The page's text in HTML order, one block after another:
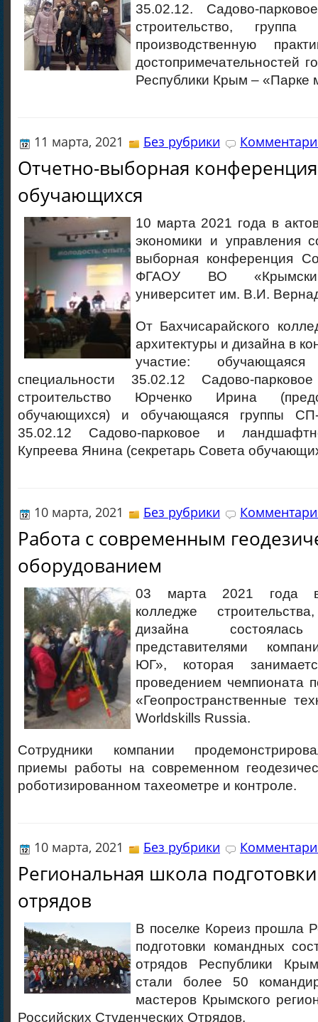
35.02.12. Садово-
строительство,
производственную
достопримечательностей
Республики Крым – «Парке
11 марта, 2021 Без рубрики
Отчетно-выборная
обучающихся
10 марта 2021 года в
экономики и управления
выборная конференция
ФГАОУ ВО
университет им. В.И.
От Бахчисарайского
архитектуры и дизайна в
участие:
специальности 35.02.12 Садово-
строительство Юрченко Ирина
обучающихся) и обучающаяся группы СП-
35.02.12 Садово-парковое и
Купреева Янина (секретарь Совета
10 марта, 2021 Без рубрики
Работа с современным
оборудованием
03 марта 2021 года в
колледже
дизайна
представителями
ЮГ», которая
проведением чемпионата
«Геопространственные
Worldskills Russia.
Сотрудники компании
приемы работы на современном
роботизированном тахеометре и контроле.
10 марта, 2021 Без рубрики
Региональная школа
отрядов
В поселке Кореиз прошла
подготовки командных
отрядов Республики
стали более 50
мастеров Крымского
Российских Студенческих Отрядов.